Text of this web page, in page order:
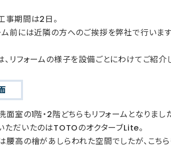
事期間は2日。
ム前には近隣の方へのご挨拶を弊社で行います
、リフォームの様子を設備ごとにわけてご紹介
面室の1階・2階どちらもリフォームとなりまし
ただいたのはTOTOのオクターブLite。
腰高の檜があしらわれた空間でしたが、こち